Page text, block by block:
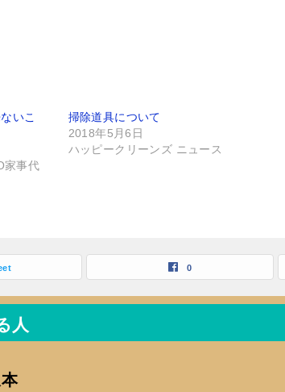
いこ
家事代
掃除道具について
2018年5月6日
ハッピークリーンズ ニュース
0
人